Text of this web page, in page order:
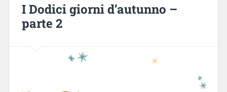
I Dodici giorni d’autunno –
parte 2